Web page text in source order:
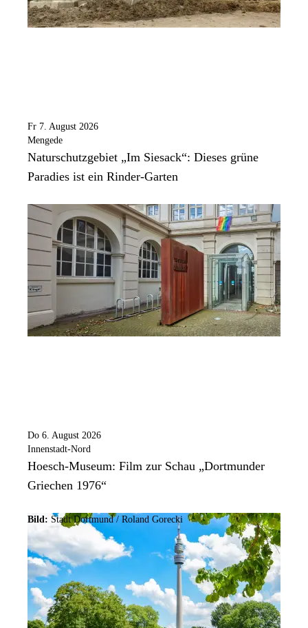
Fr 7. August 2026
Mengede
Naturschutzgebiet „Im Siesack“: Dieses grüne
Paradies ist ein Rinder-Garten
Do 6. August 2026
Innenstadt-Nord
Hoesch-Museum: Film zur Schau „Dortmunder
Griechen 1976“
Bild: Stadt Dortmund / Roland Gorecki